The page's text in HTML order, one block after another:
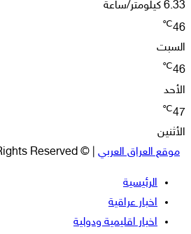
6.33 كيلومتر/ساعة
46
℃
السبت
46
℃
الأحد
47
℃
الأثنين
موقع العراق العربي | © Copyright 2026, All Rights Reserved
الرئيسية
اخبار عراقية
اخبار اقليمية ودولية